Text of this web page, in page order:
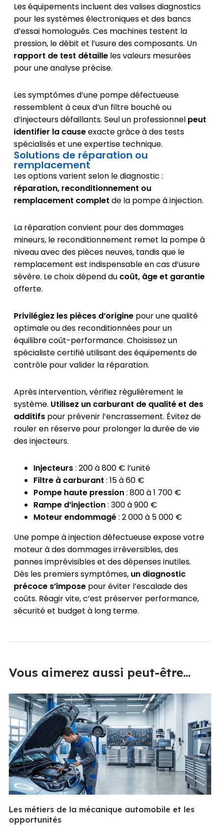
Les équipements incluent des valises diagnostics
pour les systèmes électroniques et des bancs
d’essai homologués. Ces machines testent la
pression, le débit et l’usure des composants. Un
rapport de test détailleles valeurs mesurées
pour une analyse précise.
Les symptômes d’une pompe défectueuse
ressemblent à ceux d’un filtre bouché ou
d’injecteurs défaillants. Seul un professionnel peut
identifier la causeexacte grâce à des tests
spécialisés et une expertise technique.
Solutions de réparation ou
remplacement
Les options varient selon le diagnostic :
réparation, reconditionnement ou
remplacement complet de la pompe à injection.
La réparation convient pour des dommages
mineurs, le reconditionnement remet la pompe à
niveau avec des pièces neuves, tandis que le
remplacement est indispensable en cas d’usure
sévère. Le choix dépend du coût, âge et garantie
offerte.
Privilégiez les pièces d’originepour une qualité
optimale ou des reconditionnées pour un
équilibre coût-performance. Choisissez un
spécialiste certifié utilisant des équipements de
contrôle pour valider la réparation.
Après intervention, vérifiez régulièrement le
système. Utilisez un carburant de qualité et des
additifspour prévenir l’encrassement. Évitez de
rouler en réserve pour prolonger la durée de vie
des injecteurs.
Injecteurs: 200 à 800 € l’unité
Filtre à carburant : 15 à 60 €
Pompe haute pression: 800 à 1 700 €
Rampe d’injection: 300 à 900 €
Moteur endommagé: 2 000 à 5 000 €
Une pompe à injection défectueuse expose votre
moteur à des dommages irréversibles, des
pannes imprévisibles et des dépenses inutiles.
Dès les premiers symptômes, un diagnostic
précoce s’imposepour éviter l’escalade des
coûts. Réagir vite, c’est préserver performance,
sécurité et budget à long terme.
Vous aimerez aussi peut-être...
Les métiers de la mécanique automobile et les
opportunités